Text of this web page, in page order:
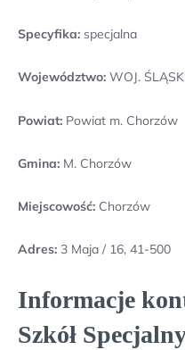
Specyfika: specjalna
Województwo: WOJ.
Powiat: Powiat m. Chorzów
Gmina: M. Chorzów
Miejscowość: Chorzów
Adres: 3 Maja / 16, 41-500
Informacje
Szkół